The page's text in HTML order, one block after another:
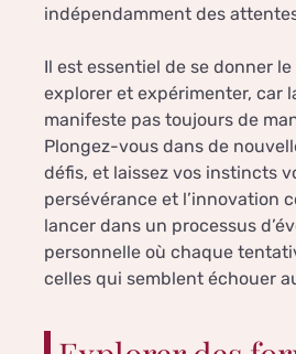
indépendamment des
Il est essentiel de se donner
explorer et expérimenter, car
manifeste pas toujours de
Plongez-vous dans de
défis, et laissez vos instincts
persévérance et l’innovation
lancer dans un processus
personnelle où chaque
celles qui semblent échouer